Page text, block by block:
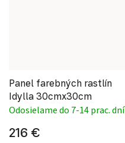
Panel farebných rastlín
Idylla 30cmx30cm
Odosielame do 7-14 prac. dní
216 €